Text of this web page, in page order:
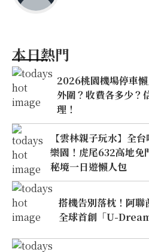
本日熱門
2026桃園機場停車
外圍？收費各多少？
理！
【雲林親子玩水】全
樂園！虎尾632高地免
秘境一日遊懶人包
搭機告別落枕！阿聯
全球首創「U-